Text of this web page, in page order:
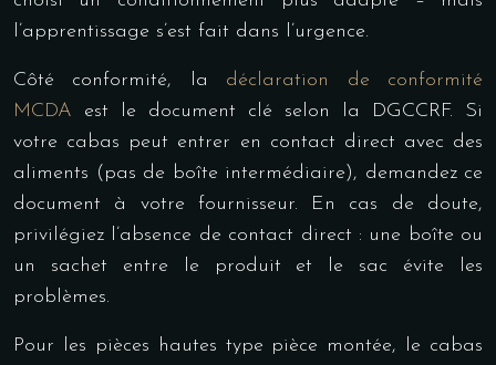
l’apprentissage s’est fait dans l’urgence.
Côté conformité, la déclaration de conformité
MCDA est le document clé selon la DGCCRF. Si
votre cabas peut entrer en contact direct avec des
aliments (pas de boîte intermédiaire), demandez ce
document à votre fournisseur. En cas de doute,
privilégiez l’absence de contact direct : une boîte ou
un sachet entre le produit et le sac évite les
problèmes.
Pour les pièces hautes type pièce montée, le cabas